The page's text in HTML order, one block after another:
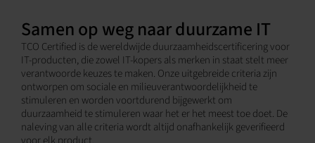
Samen op weg naar duurzame IT
TCO Certified is de wereldwijde duurzaamheidscertificering voor
IT-producten, die zowel IT-kopers als merken in staat stelt meer
verantwoorde keuzes te maken. Onze uitgebreide criteria zijn
ontworpen om sociale en milieuverantwoordelijkheid te
stimuleren en worden voortdurend bijgewerkt om
duurzaamheid te stimuleren waar het er het meest toe doet. De
naleving van alle criteria wordt altijd onafhankelijk geverifieerd